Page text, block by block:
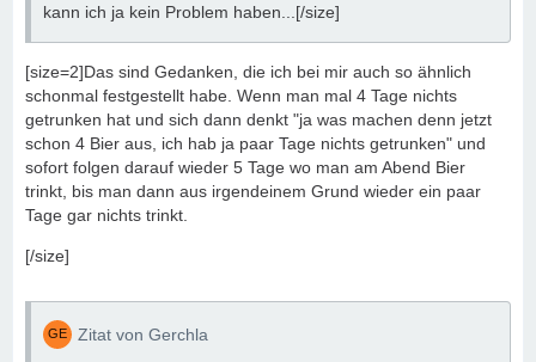
kann ich ja kein Problem haben...[/size]
[size=2]Das sind Gedanken, die ich bei mir auch so ähnlich
schonmal festgestellt habe. Wenn man mal 4 Tage nichts
getrunken hat und sich dann denkt "ja was machen denn jetzt
schon 4 Bier aus, ich hab ja paar Tage nichts getrunken" und
sofort folgen darauf wieder 5 Tage wo man am Abend Bier
trinkt, bis man dann aus irgendeinem Grund wieder ein paar
Tage gar nichts trinkt.
[/size]
Zitat von Gerchla